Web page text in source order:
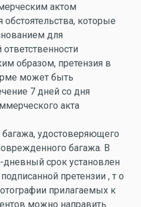
актом
обстоятельства, которые
для
образом, претензия в
может быть
7 дней со дня
акта
удостоверяющего
багажа. В
дневный срок установлен
претензии , т о
прилагаемых к
можно направить